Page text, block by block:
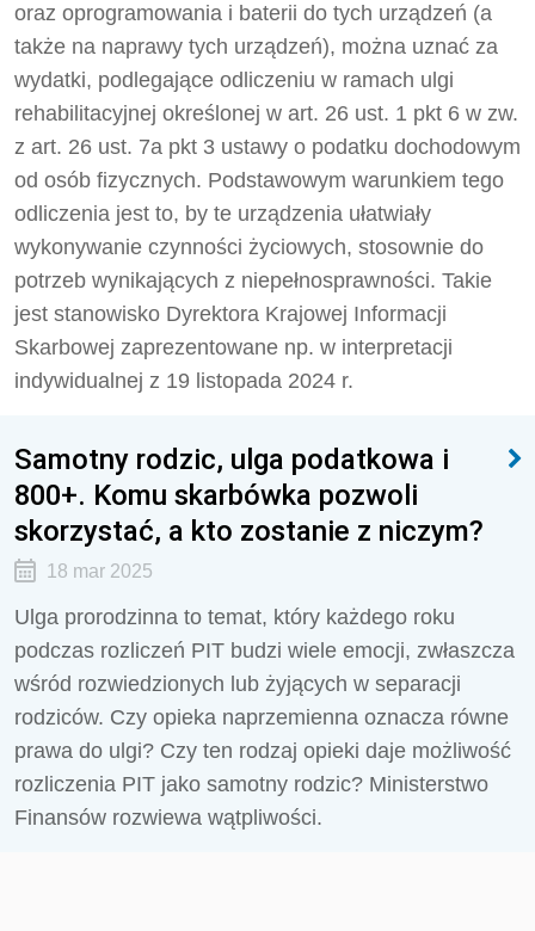
oraz oprogramowania i baterii do tych urządzeń (a
także na naprawy tych urządzeń), można uznać za
wydatki, podlegające odliczeniu w ramach ulgi
rehabilitacyjnej określonej w art. 26 ust. 1 pkt 6 w zw.
z art. 26 ust. 7a pkt 3 ustawy o podatku dochodowym
od osób fizycznych. Podstawowym warunkiem tego
odliczenia jest to, by te urządzenia ułatwiały
wykonywanie czynności życiowych, stosownie do
potrzeb wynikających z niepełnosprawności. Takie
jest stanowisko Dyrektora Krajowej Informacji
Skarbowej zaprezentowane np. w interpretacji
indywidualnej z 19 listopada 2024 r.
Samotny rodzic, ulga podatkowa i
800+. Komu skarbówka pozwoli
skorzystać, a kto zostanie z niczym?
18 mar 2025
Ulga prorodzinna to temat, który każdego roku
podczas rozliczeń PIT budzi wiele emocji, zwłaszcza
wśród rozwiedzionych lub żyjących w separacji
rodziców. Czy opieka naprzemienna oznacza równe
prawa do ulgi? Czy ten rodzaj opieki daje możliwość
rozliczenia PIT jako samotny rodzic? Ministerstwo
Finansów rozwiewa wątpliwości.